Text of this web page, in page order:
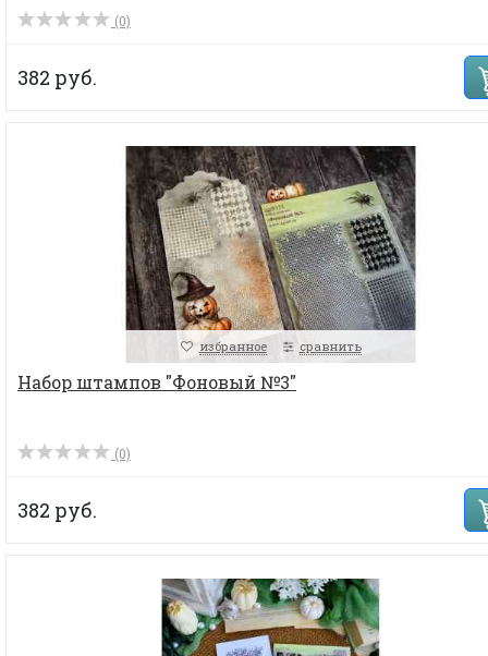
(0)
382 руб.
избранное сравнить
Набор штампов "Фоновый №3"
(0)
382 руб.